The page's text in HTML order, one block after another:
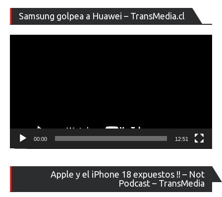
Samsung golpea a Huawei – TransMedia.cl
de
00:00 12:51
Apple y el iPhone 18 expuestos !! – Not
Podcast – TransMedia
de